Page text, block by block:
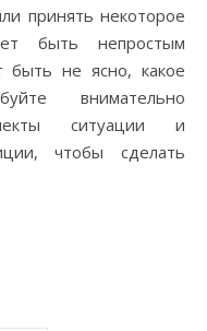
принять некоторое
быть непростым
быть не ясно, какое
внимательно
ситуации и
чтобы сделать